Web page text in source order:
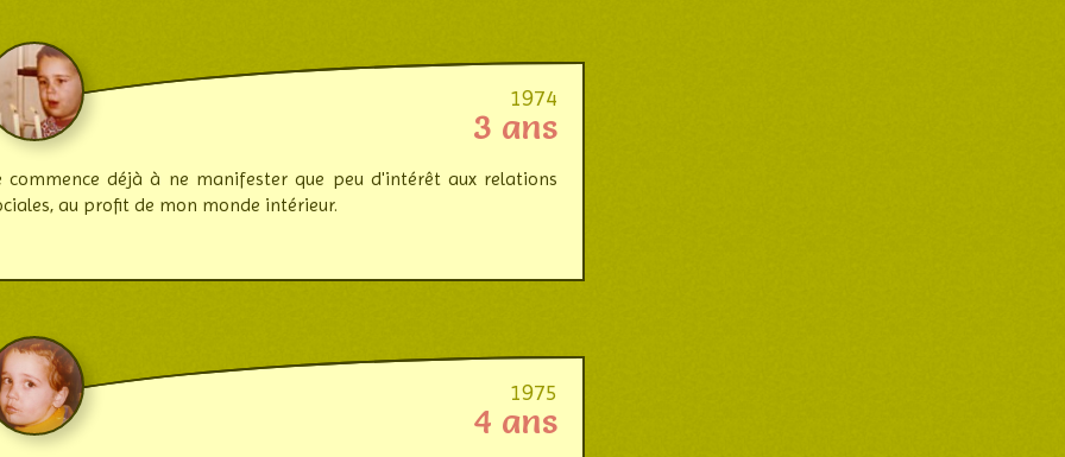
1974
3 ans
commence déjà à ne manifester que peu d'in­té­rêt aux rela­tions
au profit de mon monde intérieur.
1975
4 ans